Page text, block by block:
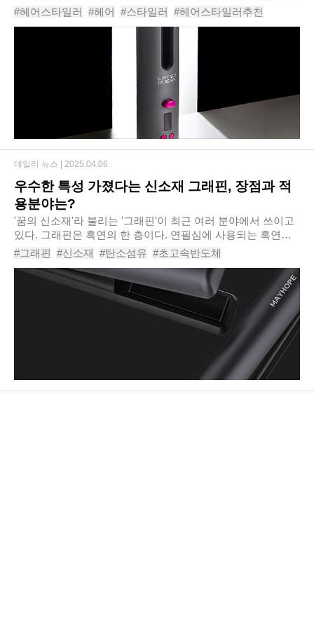
츠퀸 헤어스타일러 S100’은 원하는 곳에 대고 버튼만 누르면
손목 한번 돌릴 필요도 없이 머리..
#헤어스타일러 #헤어 #스타일러 #헤어스타일러추천
#고데기 #봉고데기 #펌브러쉬 #레츠퀸헤어스타일러S100
우수한 특성 가졌다는 신소재 그래핀, 장점과 적
용분야는?
'꿈의 신소재'라 불리는 '그래핀'이 최근 여러 분야에서 쓰이고
있다. 그래핀은 흑연의 한 층이다. 연필심에 사용되는 흑연은
탄소가 벌집과 같은 육강형 형태로 배열된 평면들이 층층이 쌓
인 구조인데, 이 한 층을 가리켜..
#그래핀 #신소재 #탄소섬유 #초고속반도체
#플렉서블디스플레이 #미용기기 #고데기 #그래핀고데기
데일리 뉴스 | 2025.04.06